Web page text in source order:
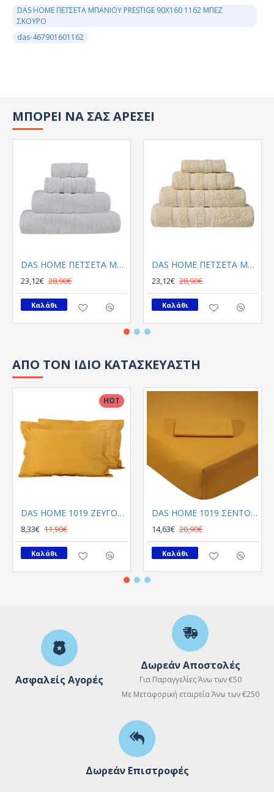
DAS HOME ΠΕΤΣΕΤΑ ΜΠΑΝΙΟΥ PRESTIGE 90Χ160 1162 ΜΠΕΖ
ΣΚΟΥΡΟ
das-467901601162
ΜΠΟΡΕΙ ΝΑ ΣΑΣ ΑΡΕΣΕΙ
DAS HOME ΠΕΤΣΕΤΑ ΜΠΑΝΙΟΥ PRESTIGE 90Χ160 1160 ΛΕΥΚΟ
23,12€ 28,90€
Καλάθι
DAS HOME ΠΕΤΣΕΤΑ ΜΠΑΝΙΟΥ PRESTIGE 90Χ160 1161 ΚΡΕΜ
23,12€ 28,90€
Καλάθι
ΑΠΟ ΤΟΝ ΙΔΙΟ ΚΑΤΑΣΚΕΥΑΣΤΗ
HOT
DAS HOME 1019 ΖΕΥΓΟΣ ΜΑΞΙΛΑΡΟΘΗΚΕΣ ΩΧΡΑ
8,33€ 11,90€
Καλάθι
DAS HOME 1019 ΣΕΝΤΟΝΙ ΜΟΝΟ ΜΕ ΛΑΣΤΙΧΟ ΩΧΡΑ ΩΧΡΑ
14,63€ 20,90€
Καλάθι
Ασφαλείς Αγορές
Δωρεάν Αποστολές
Για Παραγγελίες Άνω των €50
Με Μεταφορική εταιρεία Άνω των €250
Δωρεάν Επιστροφές